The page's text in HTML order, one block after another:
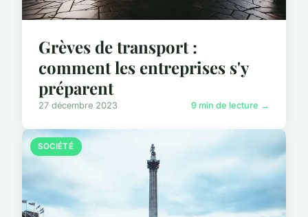
Grèves de transport :
comment les entreprises s'y
préparent
27 décembre 2023 9 min de lecture →
SOCIÉTÉ